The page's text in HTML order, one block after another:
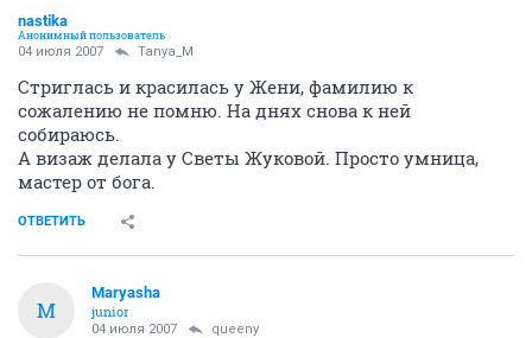
nastika
Анонимный пользователь
04 июля 2007 Tanya_M
Стриглась и красилась у Жени, фамилию к
сожалению не помню. На днях снова к ней
собираюсь.
А визаж делала у Светы Жуковой. Просто умница,
мастер от бога.
ОТВЕТИТЬ
M
Maryasha
junior
04 июля 2007 queeny